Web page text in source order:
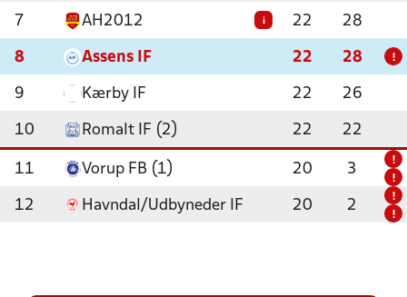
7 AH2012 i 22 28
8 Assens IF 22 28 !
9 Kærby IF 22 26
10 Romalt IF (2) 22 22
11 Vorup FB (1) 20 3
!
!
12 Havndal/Udbyneder IF 20 2
!
!